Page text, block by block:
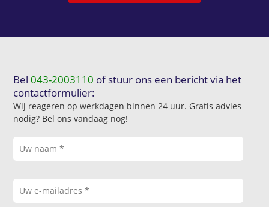
Bel043-2003110 of stuur ons een bericht via het
contactformulier:
Wij reageren op werkdagen binnen 24 uur. Gratis advies
nodig? Bel ons vandaag nog!